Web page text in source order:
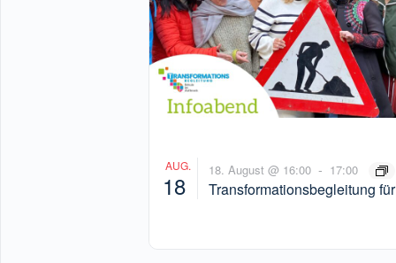
AUG.
18
18. August @ 16:00 - 17:00
Transformationsbegleitung für